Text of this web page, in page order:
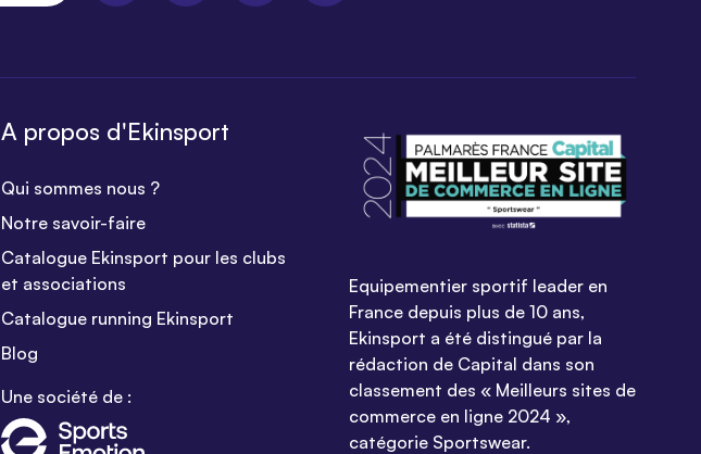
A propos d'Ekinsport
Qui sommes nous ?
Notre savoir-faire
Catalogue Ekinsport pour les clubs
et associations
Catalogue running Ekinsport
Blog
Une société de :
Equipementier sportif leader en
France depuis plus de 10 ans,
Ekinsport a été distingué par la
rédaction de Capital dans son
classement des « Meilleurs sites de
commerce en ligne 2024 »,
catégorie Sportswear.